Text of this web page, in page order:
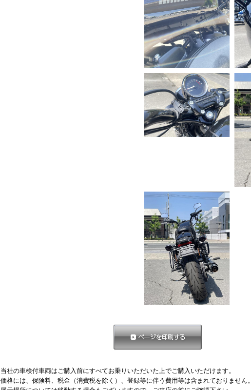
当社の車検付車両はご購入前にすべてお乗りいただいた上でご購入いただけます。
価格には、保険料、税金（消費税を除く）、登録等に伴う費用等は含まれておりません。